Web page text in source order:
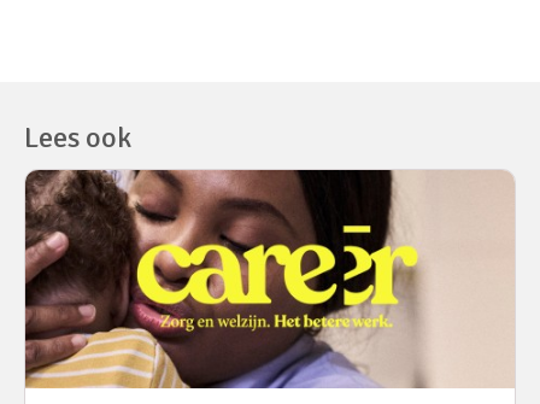
Lees ook